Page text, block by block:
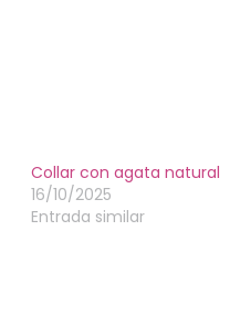
Collar con agata natural
16/10/2025
Entrada similar